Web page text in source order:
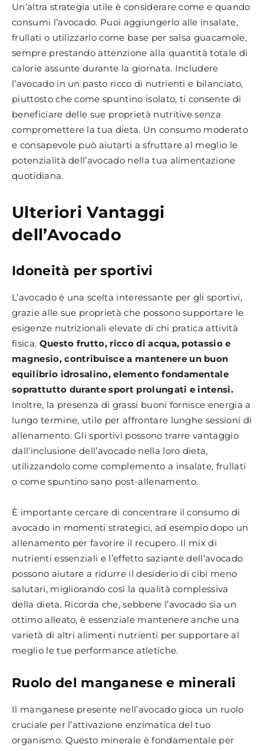
Un’altra strategia utile è considerare come e quando
consumi l’avocado. Puoi aggiungerlo alle insalate,
frullati o utilizzarlo come base per salsa guacamole,
sempre prestando attenzione alla quantità totale di
calorie assunte durante la giornata. Includere
l’avocado in un pasto ricco di nutrienti e bilanciato,
piuttosto che come spuntino isolato, ti consente di
beneficiare delle sue proprietà nutritive senza
compromettere la tua dieta. Un consumo moderato
e consapevole può aiutarti a sfruttare al meglio le
potenzialità dell’avocado nella tua alimentazione
quotidiana.
Ulteriori Vantaggi
dell’Avocado
Idoneità per sportivi
L’avocado è una scelta interessante per gli sportivi,
grazie alle sue proprietà che possono supportare le
esigenze nutrizionali elevate di chi pratica attività
fisica. Questo frutto, ricco di acqua, potassio e
magnesio, contribuisce a mantenere un buon
equilibrio idrosalino, elemento fondamentale
soprattutto durante sport prolungati e intensi.
Inoltre, la presenza di grassi buoni fornisce energia a
lungo termine, utile per affrontare lunghe sessioni di
allenamento. Gli sportivi possono trarre vantaggio
dall’inclusione dell’avocado nella loro dieta,
utilizzandolo come complemento a insalate, frullati
o come spuntino sano post-allenamento.
È importante cercare di concentrare il consumo di
avocado in momenti strategici, ad esempio dopo un
allenamento per favorire il recupero. Il mix di
nutrienti essenziali e l’effetto saziante dell’avocado
possono aiutare a ridurre il desiderio di cibi meno
salutari, migliorando così la qualità complessiva
della dieta. Ricorda che, sebbene l’avocado sia un
ottimo alleato, è essenziale mantenere anche una
varietà di altri alimenti nutrienti per supportare al
meglio le tue performance atletiche.
Ruolo del manganese e minerali
Il manganese presente nell’avocado gioca un ruolo
cruciale per l’attivazione enzimatica del tuo
organismo. Questo minerale è fondamentale per